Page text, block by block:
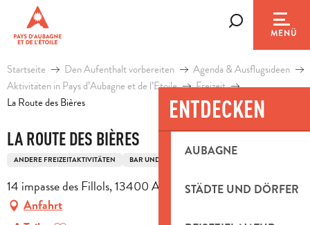
contenu
principal
MENÜ
ENTDECKEN
AUBAGNE
STÄDTE UND DÖRFER
Startseite Den Aufenthalt vorbereiten
Agenda & Ausflugsideen
Aktivitäten in Pays d’Aubagne et de l’Etoile
Freizeit
La Route des Bières
LA ROUTE DES BIÈRES
ANDERE FREIZEITAKTIVITÄTEN BAR UND PUB
14 impasse des Fillols, 13400 Aubagne
Anfahrt